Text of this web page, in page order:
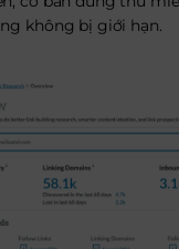
không bị giới hạn.